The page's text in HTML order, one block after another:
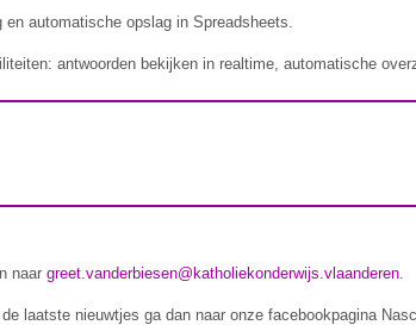
en automatische opslag in Spreadsheets.
antwoorden bekijken in realtime, automatische
naargreet.vanderbiesen@katholiekonderwijs.vlaanderen.
laatste nieuwtjes ga dan naar onze facebookpagina